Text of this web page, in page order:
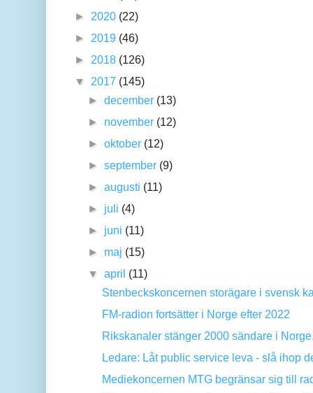
► 2020 (22)
► 2019 (46)
► 2018 (126)
▼ 2017 (145)
►december (13)
► november (12)
►oktober (12)
►september (9)
►augusti (11)
► juli (4)
► juni (11)
► maj (15)
▼april (11)
Stenbeckskoncernen storägare i svensk
FM-radion fortsätter i Norge efter 2022
Rikskanaler stänger 2000 sändare i
Ledare: Låt public service leva - slå ihop
Mediekoncernen MTG begränsar sig till